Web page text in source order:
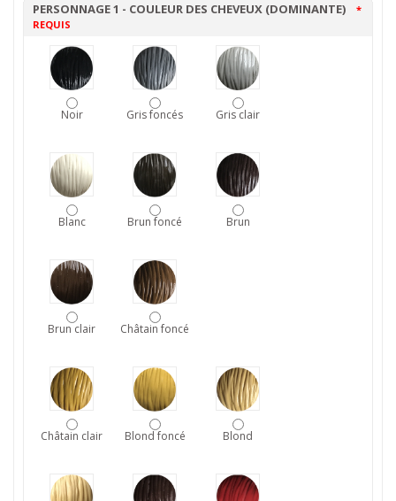
PERSONNAGE 1 - COULEUR DES CHEVEUX (DOMINANTE) *
REQUIS
Noir Gris foncés Gris clair
Blanc Brun foncé Brun
Brun clair Châtain foncé
Châtain clair Blond foncé Blond